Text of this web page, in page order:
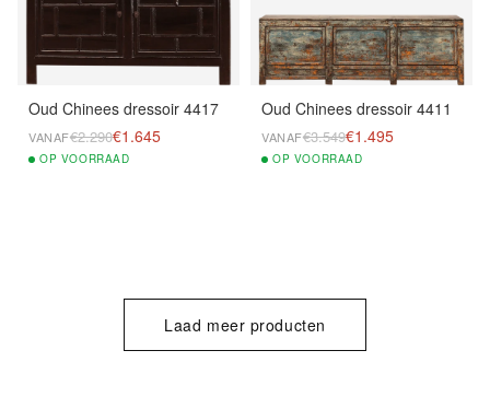
Oud Chinees dressoir 4417
VANAF€2.290€1.645
OP VOORRAAD
Oud Chinees dressoir 4411
VANAF€3.549€1.495
OP VOORRAAD
Laad meer producten